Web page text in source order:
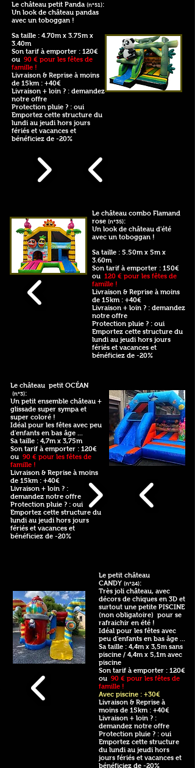
Le château petit Panda (n°51):
Un look de château pandas
avec un toboggan !
Sa taille : 4.70m x 3.75m x
3.40m
Son tarif à emporter : 120€
ou 90 € pour les fêtes de
famille !
Livraison & Reprise à moins
de 15km : +40€
Livraison + loin ? : demandez
notre offre
Protection pluie ? : oui
Emportez cette structure du
lundi au jeudi hors jours
fériés et vacances et
bénéficiez de -20%
Le château combo Flamand
rose (n°35):
Un look de château d'été
avec un toboggan !
Sa taille : 5.50m x 5m x
3.60m
Son tarif à emporter : 150€
ou 120 € pour les fêtes de
famille !
Livraison & Reprise à moins
de 15km : +40€
Livraison + loin ? : demandez
notre offre
Protection pluie ? : oui
Emportez cette structure du
lundi au jeudi hors jours
fériés et vacances et
bénéficiez de -20%
Le château petit OCÉAN
(n°3):
Un petit ensemble château +
glissade super sympa et
super coloré !
Idéal pour les fêtes avec peu
d'enfants en bas âge ...
Sa taille : 4,7m x 3,75m
Son tarif à emporter : 120€
ou 90 € pour les fêtes de
famille !
Livraison & Reprise à moins
de 15km : +40€
Livraison + loin ? :
demandez notre offre
Protection pluie ? : oui
Emportez cette structure du
lundi au jeudi hors jours
fériés et vacances et
bénéficiez de -20%
Le petit château
CANDY (n°24):
Très joli château, avec
décors de chiques en 3D et
surtout une petite PISCINE
(non obligatoire) pour se
rafraichir en été !
Idéal pour les fêtes avec
peu d'enfants en bas âge ...
Sa taille : 4,4m x 3,5m sans
piscine / 4,4m x 5,1m avec
piscine
Son tarif à emporter : 120€
ou 90 € pour les fêtes de
famille !
Avec piscine : +30€
Livraison & Reprise à
moins de 15km : +40€
Livraison + loin ? :
demandez notre offre
Protection pluie ? : oui
Emportez cette structure
du lundi au jeudi hors
jours fériés et vacances et
bénéficiez de -20%